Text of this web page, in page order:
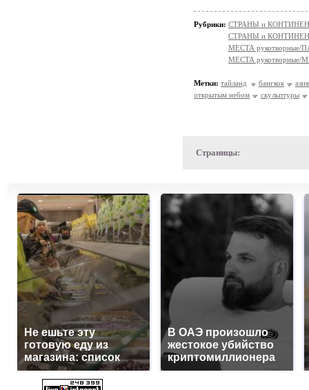
Рубрики: СТРАНЫ и
СТРАНЫ и
МЕСТА рукотворные/
МЕСТА рукотворные/
Метки: тайланд бангкок
азия
открытым небом
скульптуры
Страницы:
Не ешьте эту
готовую еду из
магазина: список
В ОАЭ произошло
жестокое убийство
криптомиллионера